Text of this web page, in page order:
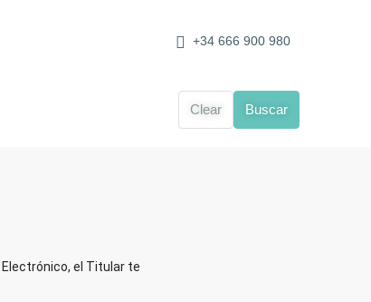
+34 666 900 980
Clear Buscar
Electrónico, el Titular te